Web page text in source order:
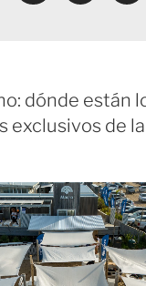
dónde están
exclusivos de